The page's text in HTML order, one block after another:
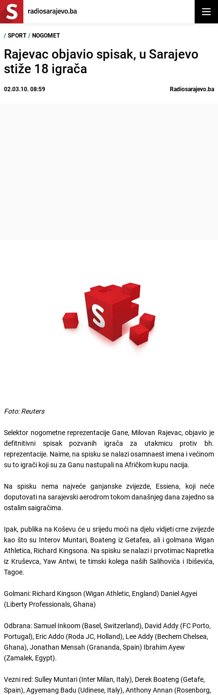
/ SPORT / NOGOMET
Rajevac objavio spisak, u Sarajevo
stiže 18 igrača
02.03.10. 08:59 Radiosarajevo.ba
Foto: Reuters
Selektor nogometne reprezentacije Gane, Milovan Rajevac, objavio je
defitnitivni spisak pozvanih igrača za utakmicu protiv bh.
reprezentacije. Naime, na spisku se nalazi osamnaest imena i većinom
su to igrači koji su za Ganu nastupali na Afričkom kupu nacija.
Na spisku nema najveće ganjanske zvijezde, Essiena, koji neće
doputovati na sarajevski aerodrom tokom današnjeg dana zajedno sa
ostalim saigračima.
Ipak, publika na Koševu će u srijedu moći na djelu vidjeti crne zvijezde
kao što su Interov Muntari, Boateng iz Getafea, ali i golmana Wigan
Athletica, Richard Kingsona. Na spisku se nalazi i prvotimac Napretka
iz Kruševca, Yaw Antwi, te timski kolega naših Salihovića i Ibiševića,
Tagoe.
Golmani: Richard Kingson (Wigan Athletic, England) Daniel Agyei
(Liberty Professionals, Ghana)
Odbrana: Samuel Inkoom (Basel, Switzerland), David Addy (FC Porto,
Portugal), Eric Addo (Roda JC, Holland), Lee Addy (Bechem Chelsea,
Ghana), Jonathan Mensah (Grananda, Spain) Ibrahim Ayew
(Zamalek, Egypt).
Vezni red: Sulley Muntari (Inter Milan, Italy), Derek Boateng (Getafe,
Spain), Agyemang Badu (Udinese, Italy), Anthony Annan (Rosenborg,